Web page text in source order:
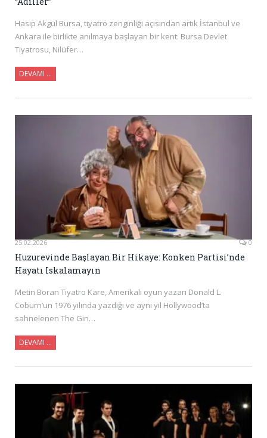
Hasip Akgül Bursa, tiyatro zenginliği açısından artık İstanbul ve
Ankara ile birlikte anılmaya başlayan bir kent. Bursa Devlet
Tiyatrosu, Nilüfer…
DEVAMI …
25.02.2026 0
Huzurevinde Başlayan Bir Hikaye: Konken Partisi’nde
Hayatı Iskalamayın
Metin Boran Tiyatro Kare, Amerikalı oyun yazarı Donald L.
Coburn’un 1976 yılında yazdığı ve aynı yıl Hollywood’ta
sahnelenen The Gin…
DEVAMI …